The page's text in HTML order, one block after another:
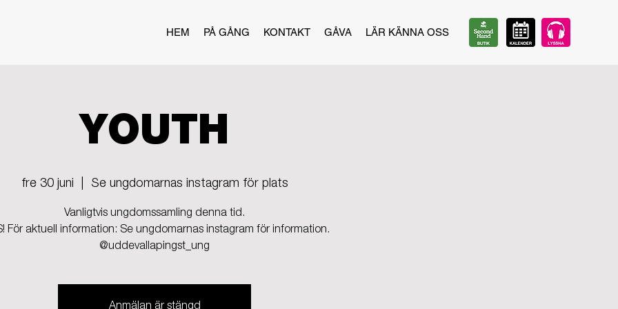
HEM PÅ GÅNG KONTAKT GÅVA LÄR KÄNNA OSS
YOUTH
fre 30 juni Se ungdomarnas instagram för plats
Vanligtvis ungdomssamling denna tid.
För aktuell information: Se ungdomarnas instagram för information.
@uddevallapingst_ung